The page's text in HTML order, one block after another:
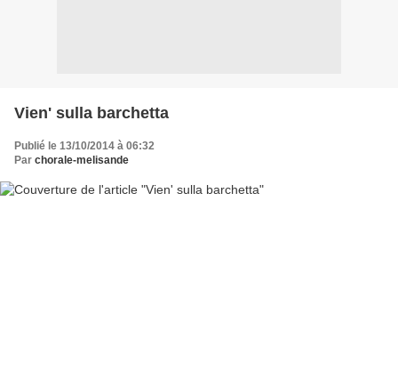
Vien' sulla barchetta
Publié le 13/10/2014 à 06:32
Par chorale-melisande